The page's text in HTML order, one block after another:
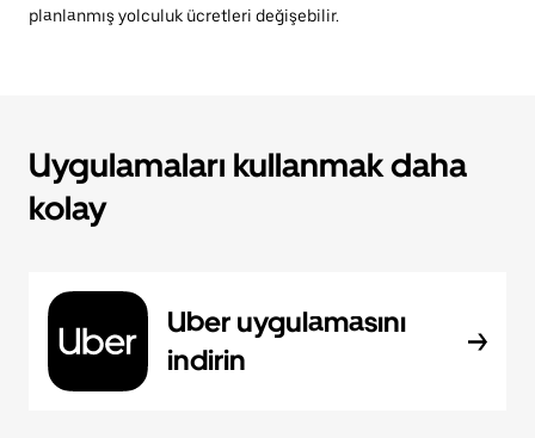
planlanmış yolculuk ücretleri değişebilir.
Uygulamaları kullanmak daha
kolay
Uber uygulamasını
indirin